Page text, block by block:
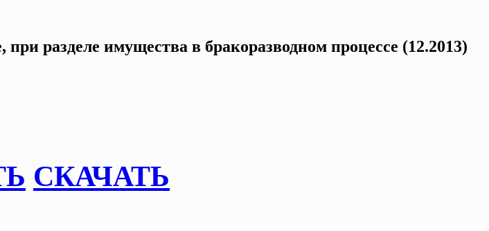
разделе имущества в бракоразводном процессе (12.2013)
СКАЧАТЬ